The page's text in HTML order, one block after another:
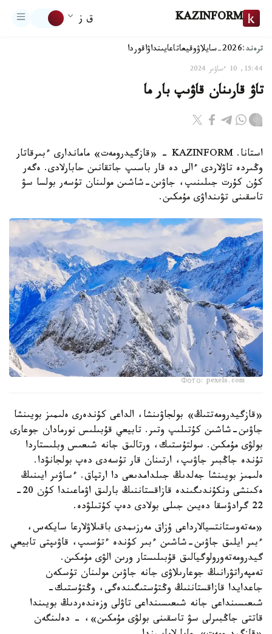
KAZINFORM ق ز
ترەند:2026-سايلاۋ وقيعاتاعايىنداۋاقوردا
15:44, 10 ءساۋىر 2024
تاۋ قارىنان قاۋىپ بار ما
استانا. KAZINFORM - «قازگيدرومەت» ماماندارى ءبىرقاتار
وڭىردە تاۋلاردى ءالى دە قار باسىپ جاتقانىن حابارلادى. ەگەر
كۇن كۇرت جىلىنىپ، جاۋىن-شاشىن مولىنان تۇسەر بولسا سۋ
تاسقىنى تۋىنداۋى مۇمكىن.
Фото: pexels.com
«قازگيدرومەتتىڭ» بولجاۋىنشا، الداعى كۇندەرى ەلىمىز بويىنشا
جاۋىن-شاشىن كۇتىلىپ وتىر. تابيعي قۇبىلىس نورمادان جوعارى
بولۋى مۇمكىن. سولتۇستىك، ورتالىق جانە شىعىس وبلىستاردا
تۇندە جاڭبىر جاۋىپ، ارتىنان قار تۇسەدى دەپ بولجانۋدا.
ەلىمىز بويىنشا جەلدىڭ جىلدامدىعى دا ارتپاق. ءساۋىر ايىنىڭ
ەكىنشى ونكۇندىگىندە قازاقستاننىڭ بارلىق اۋماعىندا كۇن 20-
22 گرادۋسقا دەيىن جىلى بولادى دەپ كۇتىلۋدە.
«مەتەوستانتسيالارداعى ۇزاق مەرزىمدى باقىلاۋلارعا سايكەس،
ءبىر ايلىق جاۋىن-شاشىن ءبىر كۇندە ءتۇسىپ، قاۋىپتى تابيعي
گيدرومەتەورولوگيالىق قۇبىلىستار ورىن الۋى مۇمكىن.
تەمپەراتۋرانىڭ جوعارىلاۋى جانە جاۋىن مولىنان تۇسكەن
جاعدايدا قازاقستاننىڭ وڭتۇستىگىندەگى، وڭتۇستىك-
شىعىسىنداعى جانە شىعىسىنداعى تاۋلى وزەندەردىڭ بويىندا
قاتتى جاڭبىرلى سۋ تاسقىنى بولۋى مۇمكىن»، - دەلىنگەن